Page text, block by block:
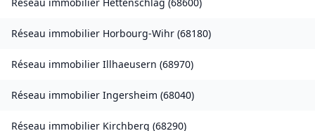
Réseau immobilier Hettenschlag (68600)
Réseau immobilier Horbourg-Wihr (68180)
Réseau immobilier Illhaeusern (68970)
Réseau immobilier Ingersheim (68040)
Réseau immobilier Kirchberg (68290)